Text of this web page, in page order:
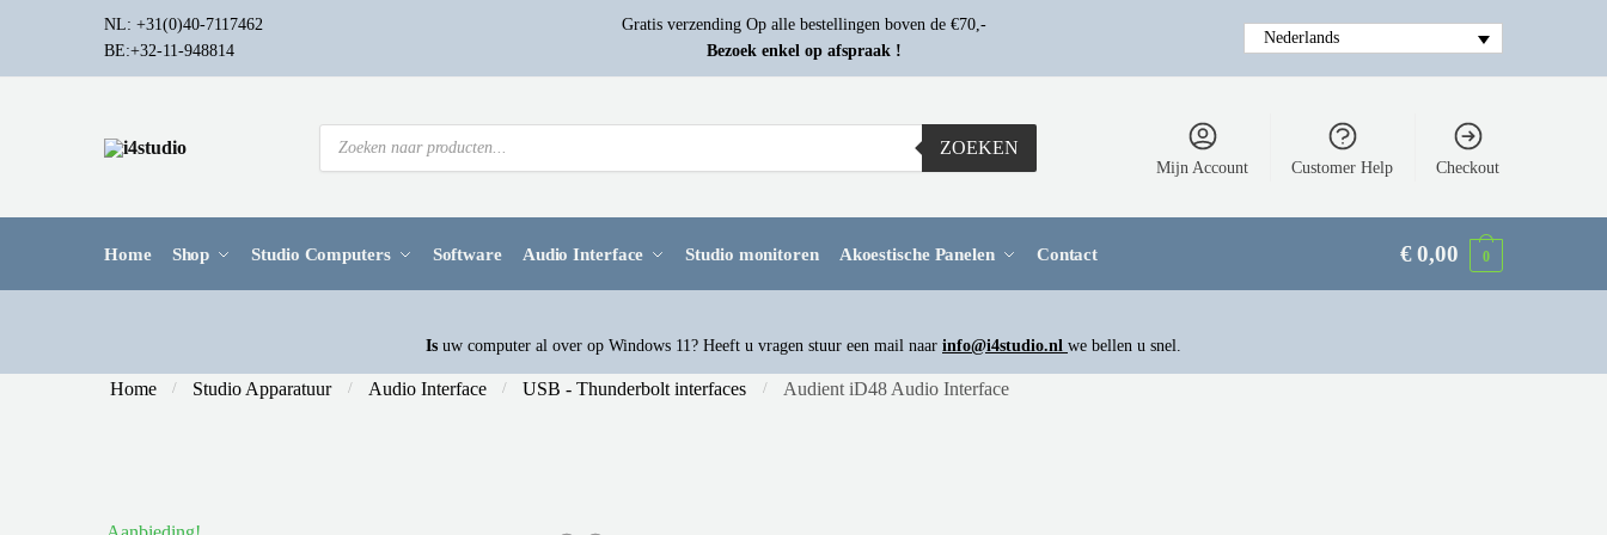
NL: +31(0)40-7117462
BE:+32-11-948814
Gratis verzending Op alle bestellingen boven de €70,-
Bezoek enkel op afspraak !
Nederlands
ZOEKEN
Mijn Account Customer Help Checkout
Home Shop Studio Computers Software Audio Interface Studio monitoren Akoestische Panelen Contact €0,00 0
Is uw computer al over op Windows 11? Heeft u vragen stuur een mail naar info@i4studio.nl we bellen u snel.
Home / Studio Apparatuur / Audio Interface / USB - Thunderbolt interfaces / Audient iD48 Audio Interface